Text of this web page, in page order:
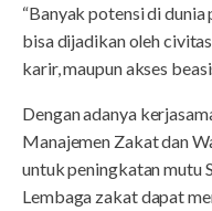
“Banyak potensi di
bisa dijadikan oleh
karir, maupun akses
Dengan adanya
Manajemen Zakat dan
untuk peningkatan mutu
Lembaga zakat dapat